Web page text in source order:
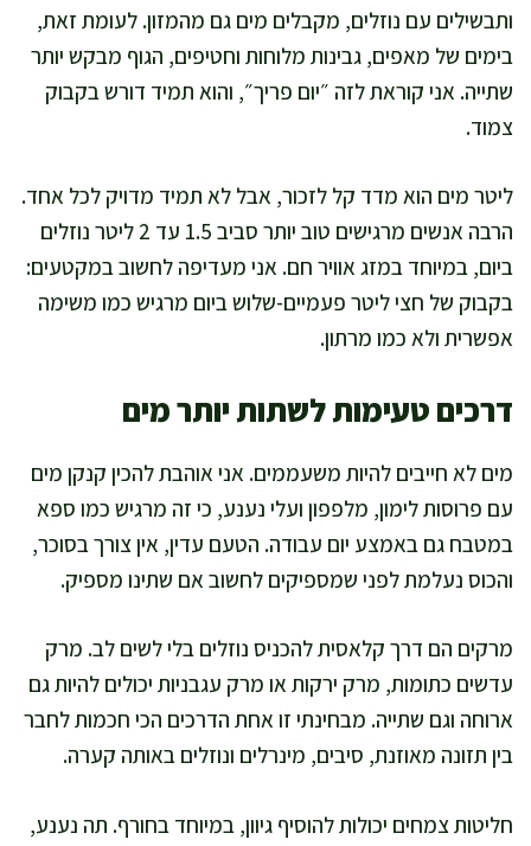
ותבשילים עם נוזלים, מקבלים מים גם מהמזון. לעומת זאת,
בימים של מאפים, גבינות מלוחות וחטיפים, הגוף מבקש יותר
שתייה. אני קוראת לזה ״יום פריך״, והוא תמיד דורש בקבוק
צמוד.
ליטר מים הוא מדד קל לזכור, אבל לא תמיד מדויק לכל אחד.
הרבה אנשים מרגישים טוב יותר סביב 1.5 עד 2 ליטר נוזלים
ביום, במיוחד במזג אוויר חם. אני מעדיפה לחשוב במקטעים:
בקבוק של חצי ליטר פעמיים-שלוש ביום מרגיש כמו משימה
אפשרית ולא כמו מרתון.
דרכים טעימות לשתות יותר מים
מים לא חייבים להיות משעממים. אני אוהבת להכין קנקן מים
עם פרוסות לימון, מלפפון ועלי נענע, כי זה מרגיש כמו ספא
במטבח גם באמצע יום עבודה. הטעם עדין, אין צורך בסוכר,
והכוס נעלמת לפני שמספיקים לחשוב אם שתינו מספיק.
מרקים הם דרך קלאסית להכניס נוזלים בלי לשים לב. מרק
עדשים כתומות, מרק ירקות או מרק עגבניות יכולים להיות גם
ארוחה וגם שתייה. מבחינתי זו אחת הדרכים הכי חכמות לחבר
בין תזונה מאוזנת, סיבים, מינרלים ונוזלים באותה קערה.
חליטות צמחים יכולות להוסיף גיוון, במיוחד בחורף. תה נענע,